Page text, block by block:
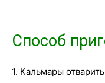
Способ
1. Кальмары